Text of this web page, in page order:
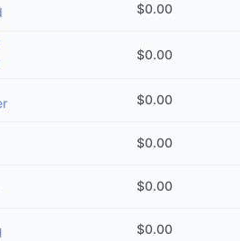
$0.00
$0.00
$0.00
$0.00
$0.00
$0.00